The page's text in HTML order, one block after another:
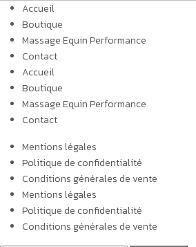
Accueil
Boutique
Massage Equin Performance
Contact
Accueil
Boutique
Massage Equin Performance
Contact
Mentions légales
Politique de confidentialité
Conditions générales de vente
Mentions légales
Politique de confidentialité
Conditions générales de vente